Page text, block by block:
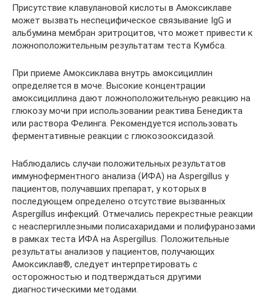
Присутствие клавулановой кислоты в Амоксиклаве
может вызвать неспецифическое связывание IgG и
альбумина мембран эритроцитов, что может привести к
ложноположительным результатам теста Кумбса.
При приеме Амоксиклава внутрь амоксициллин
определяется в моче. Высокие концентрации
амоксициллина дают ложноположительную реакцию на
глюкозу мочи при использовании реактива Бенедикта
или раствора Фелинга. Рекомендуется использовать
ферментативные реакции с глюкозооксидазой.
Наблюдались случаи положительных результатов
иммуноферментного анализа (ИФА) на Aspergillus y
пациентов, получавших препарат, у которых в
последующем определено отсутствие вызванных
Aspergillus инфекций. Отмечались перекрестные реакции
с неаспергиллезными полисахаридами и полифуранозами
в рамках теста ИФА на Aspergillus. Положительные
результаты анализов у пациентов, получающих
Амоксиклав®, следует интерпретировать с
осторожностью и подтверждаться другими
диагностическими методами.